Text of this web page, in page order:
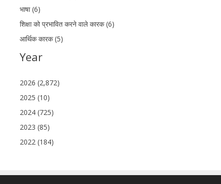
भाषा (6)
शिक्षा को प्रभावित करने वाले कारक (6)
आर्थिक कारक (5)
Year
2026 (2,872)
2025 (10)
2024 (725)
2023 (85)
2022 (184)